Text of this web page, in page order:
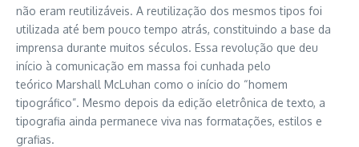
não eram reutilizáveis. A reutilização dos mesmos tipos foi
utilizada até bem pouco tempo atrás, constituindo a base da
imprensa durante muitos séculos. Essa revolução que deu
início à comunicação em massa foi cunhada pelo
teórico Marshall McLuhan como o início do “homem
tipográfico”. Mesmo depois da edição eletrônica de texto, a
tipografia ainda permanece viva nas formatações, estilos e
grafias.